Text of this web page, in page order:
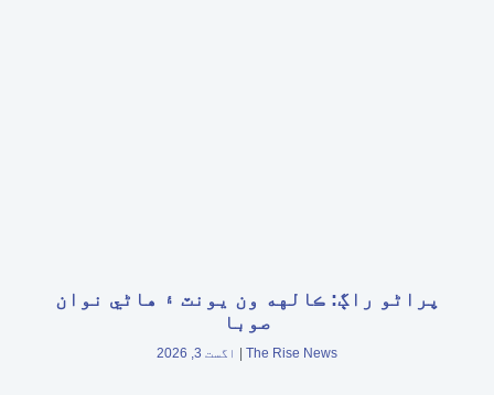
پراڻو راڳ: ڪالهه ون يونٽ ۽ هاڻي نوان
صوبا
The Rise News اگست 3, 2026